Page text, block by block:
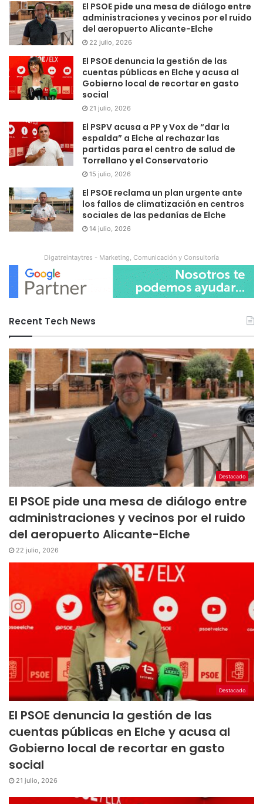
El PSOE pide una mesa de diálogo entre
administraciones y vecinos por el ruido
del aeropuerto Alicante-Elche
22 julio, 2026
El PSOE denuncia la gestión de las
cuentas públicas en Elche y acusa al
Gobierno local de recortar en gasto
social
21 julio, 2026
El PSPV acusa a PP y Vox de “dar la
espalda” a Elche al rechazar las
partidas para el centro de salud de
Torrellano y el Conservatorio
15 julio, 2026
El PSOE reclama un plan urgente ante
los fallos de climatización en centros
sociales de las pedanías de Elche
14 julio, 2026
Digatreintaytres - Marketing, Comunicación y Consultoría
Recent Tech News
Destacado
El PSOE pide una mesa de diálogo entre
administraciones y vecinos por el ruido
del aeropuerto Alicante-Elche
22 julio, 2026
Destacado
El PSOE denuncia la gestión de las
cuentas públicas en Elche y acusa al
Gobierno local de recortar en gasto
social
21 julio, 2026